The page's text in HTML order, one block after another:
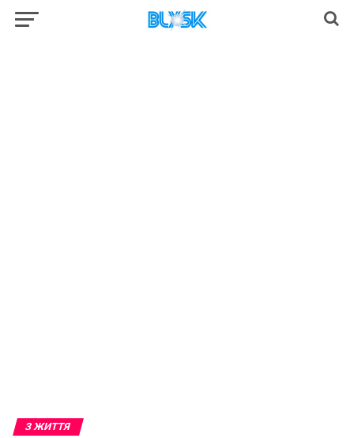
З ЖИТТЯ